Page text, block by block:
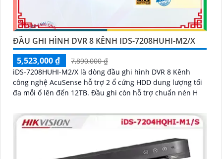
ĐẦU GHI HÌNH DVR 8 KÊNH IDS-7208HUHI-M2/X
5,523,000 ₫
7,890,000 ₫
iDS-7208HUHI-M2/X là dòng đầu ghi hình DVR 8 Kênh
công nghệ AcuSense hỗ trợ 2 ổ cứng HDD dung lượng tối
đa mỗi ổ lên đến 12TB. Đầu ghi còn hỗ trợ chuẩn nén H